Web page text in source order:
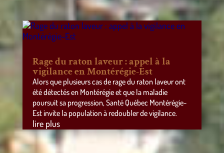
Rage du raton laveur : appel à la
vigilance en Montérégie-Est
Alors que plusieurs cas de rage du raton laveur ont
été détectés en Montérégie et que la maladie
poursuit sa progression, Santé Québec Montérégie-
Est invite la population à redoubler de vigilance.
lire plus